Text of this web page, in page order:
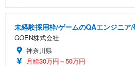
未経験採用枠/ゲームのQAエンジニ
GOEN株式会社
神奈川県
月給30万円～50万円